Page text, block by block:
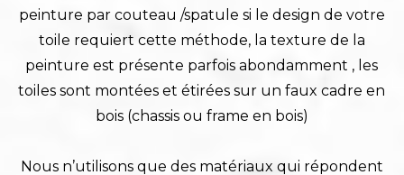
peinture par couteau /spatule si le design de votre
toile requiert cette méthode, la texture de la
peinture est présente parfois abondamment , les
toiles sont montées et étirées sur un faux cadre en
bois (chassis ou frame en bois)
Nous n’utilisons que des matériaux qui répondent